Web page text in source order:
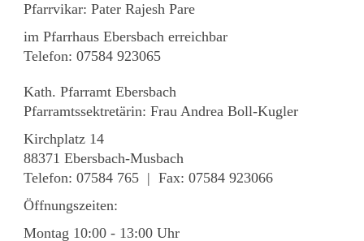
Pfarrvikar: Pater Rajesh Pare
im Pfarrhaus Ebersbach erreichbar
Telefon: 07584 923065
Kath. Pfarramt Ebersbach
Pfarramtssektretärin: Frau Andrea Boll-Kugler
Kirchplatz 14
88371 Ebersbach-Musbach
Telefon: 07584 765 | Fax: 07584 923066
Öffnungszeiten:
Montag 10:00 - 13:00 Uhr